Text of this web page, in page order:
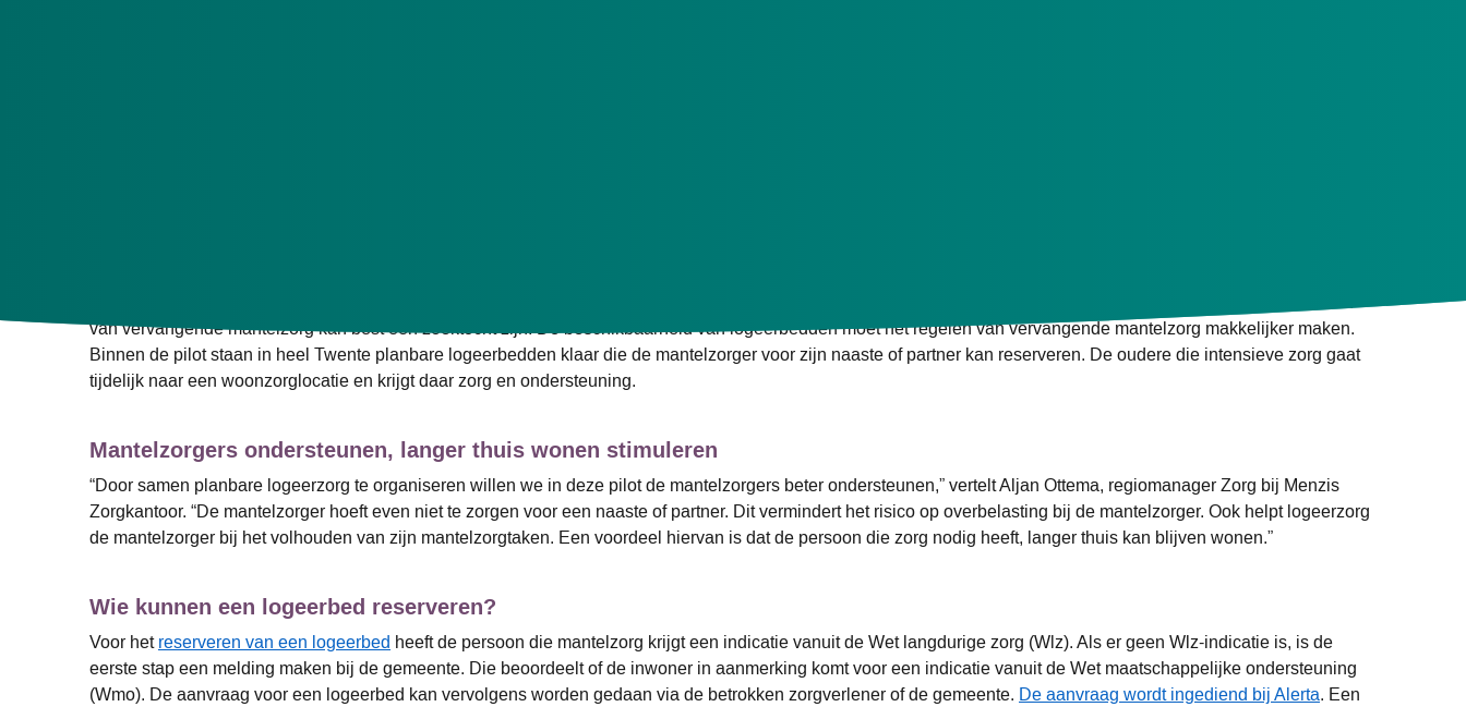
Logeerzorg is een vorm van respijtzorg. Dit is een tijdelijke en volledige overname van zorg, zodat de mantelzorger tijd heeft om even op adem te komen. Het vinden
van vervangende mantelzorg kan best een zoektocht zijn. De beschikbaarheid van logeerbedden moet het regelen van vervangende mantelzorg makkelijker maken.
Binnen de pilot staan in heel Twente planbare logeerbedden klaar die de mantelzorger voor zijn naaste of partner kan reserveren. De oudere die intensieve zorg gaat
tijdelijk naar een woonzorglocatie en krijgt daar zorg en ondersteuning.
Mantelzorgers ondersteunen, langer thuis wonen stimuleren
“Door samen planbare logeerzorg te organiseren willen we in deze pilot de mantelzorgers beter ondersteunen,” vertelt Aljan Ottema, regiomanager Zorg bij Menzis
Zorgkantoor. “De mantelzorger hoeft even niet te zorgen voor een naaste of partner. Dit vermindert het risico op overbelasting bij de mantelzorger. Ook helpt logeerzorg
de mantelzorger bij het volhouden van zijn mantelzorgtaken. Een voordeel hiervan is dat de persoon die zorg nodig heeft, langer thuis kan blijven wonen.”
Wie kunnen een logeerbed reserveren?
Voor hetreserveren van een logeerbed heeft de persoon die mantelzorg krijgt een indicatie vanuit de Wet langdurige zorg (Wlz). Als er geen Wlz-indicatie is, is de
eerste stap een melding maken bij de gemeente. Die beoordeelt of de inwoner in aanmerking komt voor een indicatie vanuit de Wet maatschappelijke ondersteuning
(Wmo). De aanvraag voor een logeerbed kan vervolgens worden gedaan via de betrokken zorgverlener of de gemeente. De aanvraag wordt ingediend bij Alerta. Een